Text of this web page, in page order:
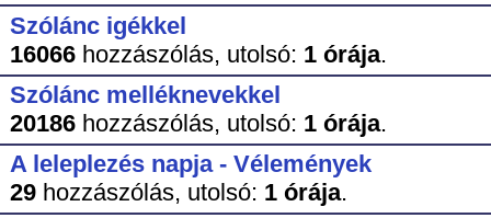
Szólánc igékkel
16066hozzászólás, utolsó: 1 órája.
Szólánc melléknevekkel
20186hozzászólás, utolsó: 1 órája.
A leleplezés napja - Vélemények
29hozzászólás, utolsó: 1 órája.